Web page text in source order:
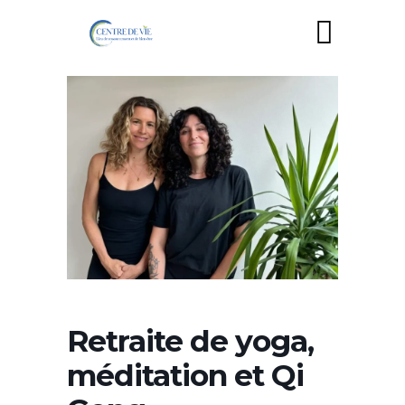
Retraite de yoga,
méditation et Qi